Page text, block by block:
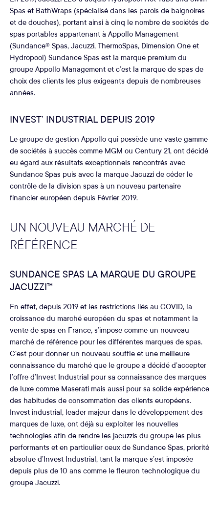
Spas et BathWraps (spécialisé dans les parois de baignoires
et de douches), portant ainsi à cinq le nombre de sociétés de
spas portables appartenant à Appollo Management
(Sundance® Spas, Jacuzzi, ThermoSpas, Dimension One et
Hydropool) Sundance Spas est la marque premium du
groupe Appollo Management et c’est la marque de spas de
choix des clients les plus exigeants depuis de nombreuses
années.
INVEST’ INDUSTRIAL DEPUIS 2019
Le groupe de gestion Appollo qui possède une vaste gamme
de sociétés à succès comme MGM ou Century 21, ont décidé
eu égard aux résultats exceptionnels rencontrés avec
Sundance Spas puis avec la marque Jacuzzi de céder le
contrôle de la division spas à un nouveau partenaire
financier européen depuis Février 2019.
UN NOUVEAU MARCHÉ DE
RÉFÉRENCE
SUNDANCE SPAS LA MARQUE DU GROUPE
JACUZZI™
En effet, depuis 2019 et les restrictions liés au COVID, la
croissance du marché européen du spas et notamment la
vente de spas en France, s’impose comme un nouveau
marché de référence pour les différentes marques de spas.
C’est pour donner un nouveau souffle et une meilleure
connaissance du marché que le groupe a décidé d’accepter
l’offre d’Invest Industrial pour sa connaissance des marques
de luxe comme Maserati mais aussi pour sa solide expérience
des habitudes de consommation des clients européens.
Invest industrial, leader majeur dans le développement des
marques de luxe, ont déjà su exploiter les nouvelles
technologies afin de rendre les jacuzzis du groupe les plus
performants et en particulier ceux de Sundance Spas, priorité
absolue d’Invest Industrial, tant la marque s’est imposée
depuis plus de 10 ans comme le fleuron technologique du
groupe Jacuzzi.